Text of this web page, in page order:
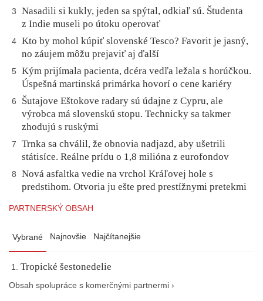
3
Nasadili si kukly, jeden sa spýtal, odkiaľ sú. Študenta
z Indie museli po útoku operovať
4 Kto by mohol kúpiť slovenské Tesco? Favorit je jasný,
no záujem môžu prejaviť aj ďalší
5
Kým prijímala pacienta, dcéra vedľa ležala s horúčkou.
Úspešná martinská primárka hovorí o cene kariéry
6
Šutajove Eštokove radary sú údajne z Cypru, ale
výrobca má slovenskú stopu. Technicky sa takmer
zhodujú s ruskými
7
Trnka sa chválil, že obnovia nadjazd, aby ušetrili
státisíce. Reálne prídu o 1,8 milióna z eurofondov
8
Nová asfaltka vedie na vrchol Kráľovej hole s
predstihom. Otvoria ju ešte pred prestížnymi pretekmi
PARTNERSKÝ OBSAH
Vybrané Najnovšie Najčítanejšie
Tropické šestonedelie
Obsah spolupráce s komerčnými partnermi ›